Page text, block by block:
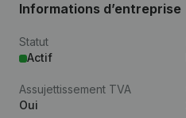
Informations d’entreprise
Statut
Actif
Assujettissement TVA
Oui